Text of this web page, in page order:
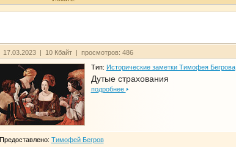
17.03.2023 | 10 Кбайт | просмотров: 486
Тип: Исторические заметки Тимофея Бегрова
Дутые страхования
подробнее
Предоставлено: Тимофей Бегров